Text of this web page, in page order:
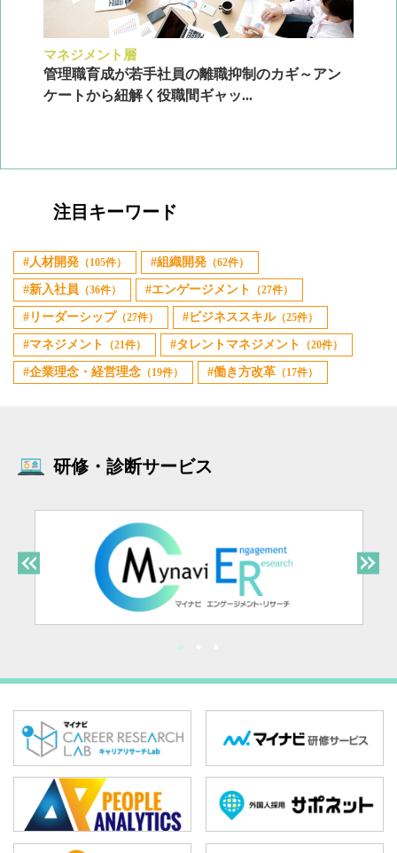
マネジメント層
管理職育成が若手社員の離職抑制のカギ～アン
ケートから紐解く役職間ギャッ...
注目キーワード
人材開発 （105件） 組織開発 （62件）
新入社員 （36件） エンゲージメント （27件）
リーダーシップ（27件） ビジネススキル（25件）
マネジメント （21件） タレントマネジメント （20件）
企業理念・経営理念 （19件） 働き方改革 （17件）
研修・診断サービス